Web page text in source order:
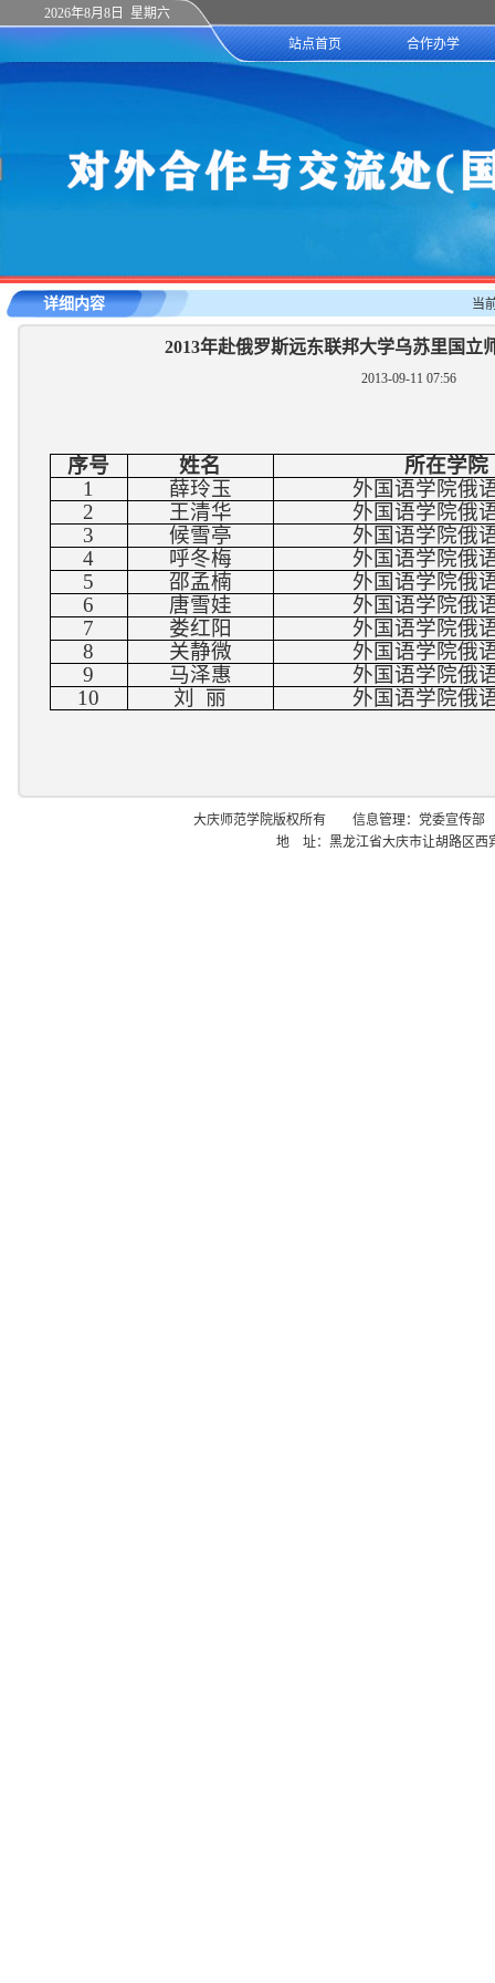
2026年8月8日 星期六
站点首页
合作办学
详细内容 当
2013年赴俄罗斯远东联邦大学乌苏里国立
2013-09-11 07:56
序号 姓名
所在学院
1
薛玲玉
外国语学院俄
2
王清华
外国语学院俄
3
候雪亭
外国语学院俄
4
呼冬梅
外国语学院俄
5
邵孟楠
外国语学院俄
6
唐雪娃
外国语学院俄
7
娄红阳
外国语学院俄
8
关静微
外国语学院俄
9
马泽惠
外国语学院俄
10
刘 丽 外国语学院俄
大庆师范学院版权所有 信息管理：党委宣传
地 址：黑龙江省大庆市让胡路区